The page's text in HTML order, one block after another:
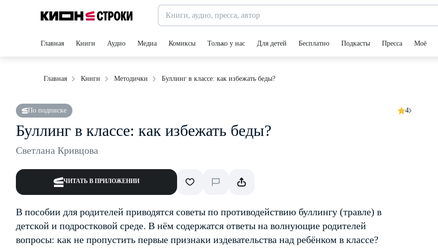
Главная Книги Аудио Медиа Комиксы Только у нас Для детей Бесплатно Подкасты Пресса Моё
Главная Книги Методички Буллинг в классе: как избежать беды?
По подписке 4
Буллинг в классе: как избежать беды?
Светлана Кривцова
ЧИТАТЬ В ПРИЛОЖЕНИИ
В пособии для родителей приводятся советы по противодействию буллингу (травле) в
детской и подростковой среде. В нём содержатся ответы на волнующие родителей
вопросы: как не пропустить первые признаки издевательства над ребёнком в классе?